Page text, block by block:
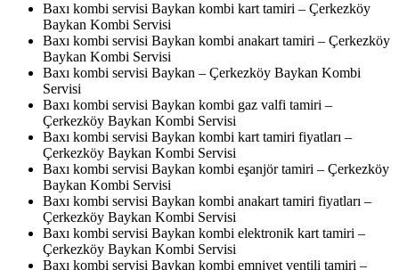
Baxı kombi servisi Baykan kombi kart tamiri – Çerkezköy
Baykan Kombi Servisi
Baxı kombi servisi Baykan kombi anakart tamiri – Çerkezköy
Baykan Kombi Servisi
Baxı kombi servisi Baykan – Çerkezköy Baykan Kombi
Servisi
Baxı kombi servisi Baykan kombi gaz valfi tamiri –
Çerkezköy Baykan Kombi Servisi
Baxı kombi servisi Baykan kombi kart tamiri fiyatları –
Çerkezköy Baykan Kombi Servisi
Baxı kombi servisi Baykan kombi eşanjör tamiri – Çerkezköy
Baykan Kombi Servisi
Baxı kombi servisi Baykan kombi anakart tamiri fiyatları –
Çerkezköy Baykan Kombi Servisi
Baxı kombi servisi Baykan kombi elektronik kart tamiri –
Çerkezköy Baykan Kombi Servisi
Baxı kombi servisi Baykan kombi emniyet ventili tamiri –